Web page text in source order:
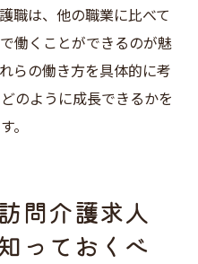
職は、他の職業に比べて
働くことができるのが魅
らの働き方を具体的に考
のように成長できるかを
。
問介護求人
っておくべ